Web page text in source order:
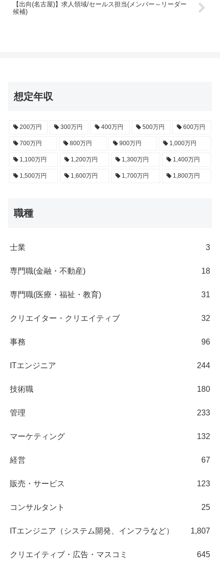
【出向(名古屋)】求人領域/セールス担当(メンバー～リーダー
候補)
想定年収
200万円 300万円 400万円 500万円 600万円
700万円 800万円 900万円 1,000万円
1,100万円 1,200万円 1,300万円 1,400万円
1,500万円 1,600万円 1,700万円 1,800万円
職種
士業 3
専門職(金融・不動産) 18
専門職(医療・福祉・教育) 31
クリエイター・クリエイティブ 32
事務 96
ITエンジニア 244
技術職 180
管理 233
マーケティング 132
経営 67
販売・サービス 123
コンサルタント 25
ITエンジニア（システム開発、インフラなど） 1,807
クリエイティブ・広告・マスコミ 645